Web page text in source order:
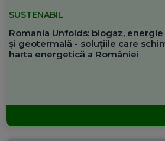
SUSTENABIL
Romania Unfolds: biogaz, energie
și geotermală - soluțiile care
harta energetică a României